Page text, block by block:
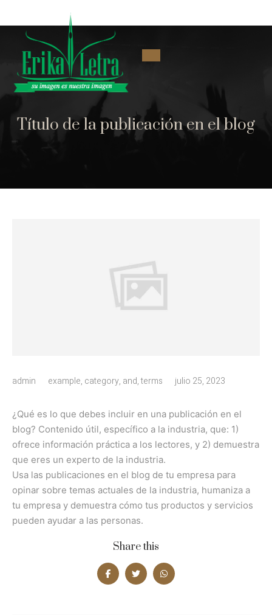
Título de la publicación en el blog
admin example, category, and,terms julio 25, 2023
¿Qué es lo que debes incluir en una publicación en el
blog? Contenido útil, específico a la industria, que: 1)
ofrece información práctica a los lectores, y 2) demuestra
que eres un experto de la industria.
Usa las publicaciones en el blog de tu empresa para
opinar sobre temas actuales de la industria, humaniza a
tu empresa y demuestra cómo tus productos y servicios
pueden ayudar a las personas.
Share this